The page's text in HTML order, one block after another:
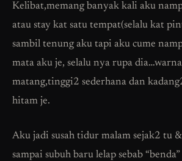
Kelibat,memang banyak kali aku
atau stay kat satu tempat(selalu kat
sambil tenung aku tapi aku cume
mata aku je, selalu nya rupa
matang,tinggi2 sederhana dan
hitam je.
Aku jadi susah tidur malam sejak2 tu
sampai subuh baru lelap sebab